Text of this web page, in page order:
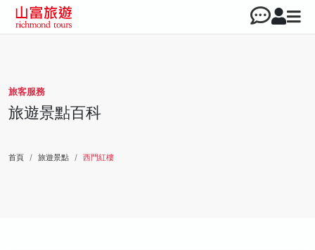
旅客服務
旅遊景點百科
首頁 旅遊景點 西門紅樓